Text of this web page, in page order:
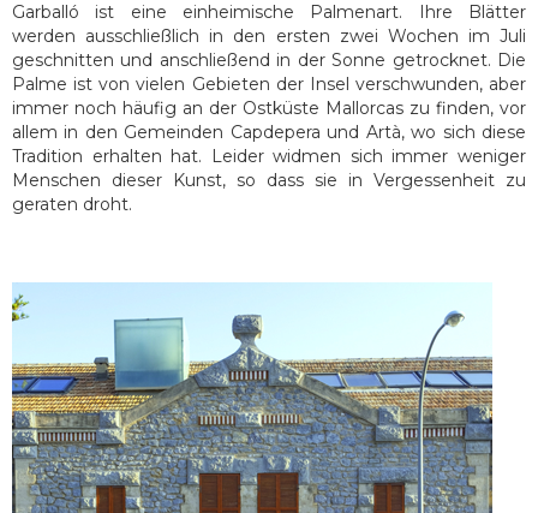
Garballó ist eine einheimische Palmenart. Ihre Blätter
werden ausschließlich in den ersten zwei Wochen im Juli
geschnitten und anschließend in der Sonne getrocknet. Die
Palme ist von vielen Gebieten der Insel verschwunden, aber
immer noch häufig an der Ostküste Mallorcas zu finden, vor
allem in den Gemeinden Capdepera und Artà, wo sich diese
Tradition erhalten hat. Leider widmen sich immer weniger
Menschen dieser Kunst, so dass sie in Vergessenheit zu
geraten droht.